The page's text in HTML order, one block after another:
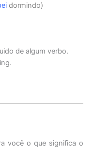
dormindo)
de algum verbo.
você o que significa o